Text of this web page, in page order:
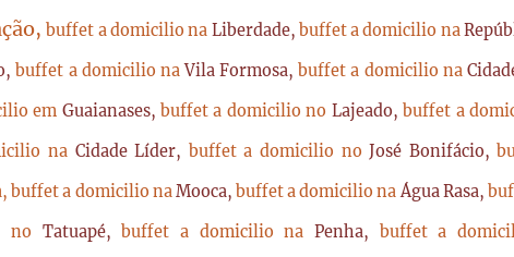
buffet a domicilio na Liberdade, buffet a domicilio na
buffet a domicilio naVila Formosa,buffet a domicilio na
em Guaianases,buffet a domicilio no Lajeado,buffet a
na Cidade Líder, buffet a domicilio noJosé Bonifácio,
buffet a domicilio naMooca,buffet a domicilio naÁgua Rasa,
no Tatuapé,buffet a domicilio naPenha, buffet a